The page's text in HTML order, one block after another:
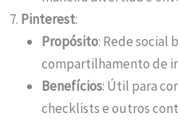
Pinterest:
Propósito: Rede social
compartilhamento de
Benefícios: Útil para
checklists e outros